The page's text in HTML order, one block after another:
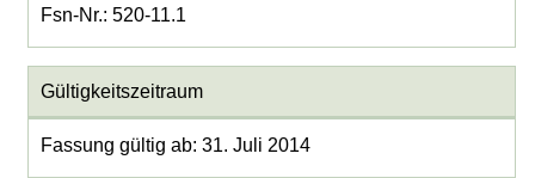
Fsn-Nr.: 520-11.1
Gültigkeitszeitraum
Fassung gültig ab: 31. Juli 2014